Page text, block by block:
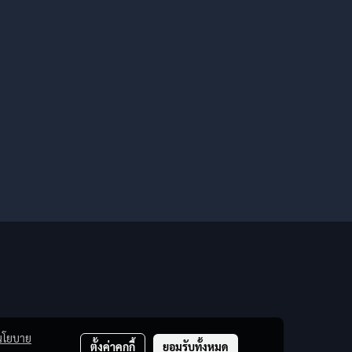
ยบาย
ตั้งค่าคุกกี้ ยอมรับทั้งหมด